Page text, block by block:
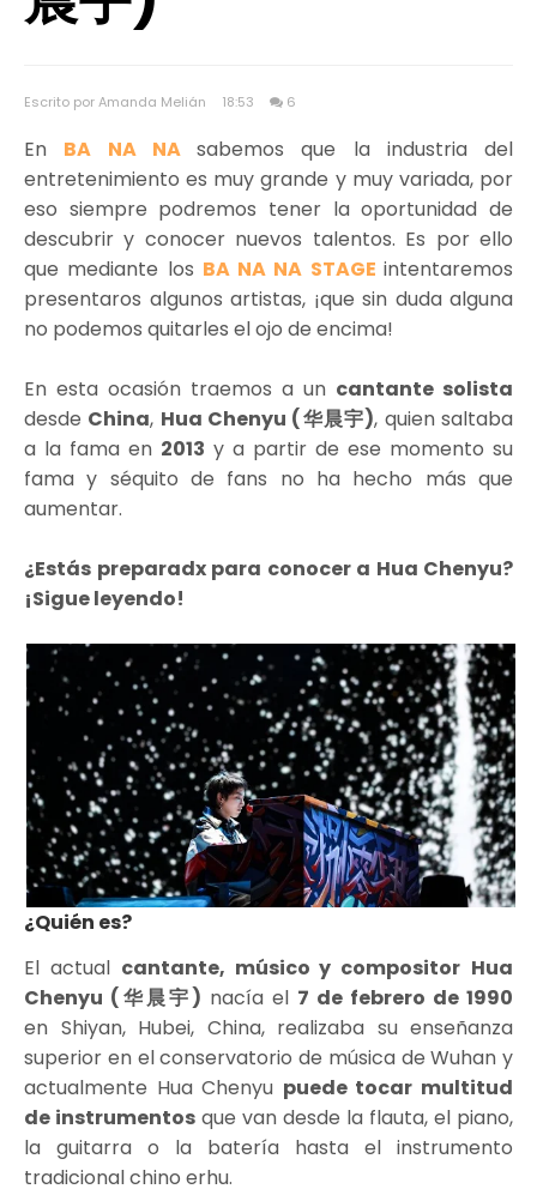
Escrito por Amanda Melián 18:53 6
En BA NA NA sabemos que la industria del
entretenimiento es muy grande y muy variada, por
eso siempre podremos tener la oportunidad de
descubrir y conocer nuevos talentos. Es por ello
que mediante los BA NA NA STAGE intentaremos
presentaros algunos artistas, ¡que sin duda alguna
no podemos quitarles el ojo de encima!
En esta ocasión traemos a un cantante solista
desde China, Hua Chenyu (华晨宇), quien saltaba
a la fama en 2013 y a partir de ese momento su
fama y séquito de fans no ha hecho más que
aumentar.
¿Estás preparadx para conocer a Hua Chenyu?
¡Sigue leyendo!
¿Quién es?
El actual cantante, músico y compositor Hua
Chenyu (华晨宇) nacía el 7 de febrero de 1990
en Shiyan, Hubei, China, realizaba su enseñanza
superior en el conservatorio de música de Wuhan y
actualmente Hua Chenyu puede tocar multitud
de instrumentos que van desde la flauta, el piano,
la guitarra o la batería hasta el instrumento
tradicional chino erhu.